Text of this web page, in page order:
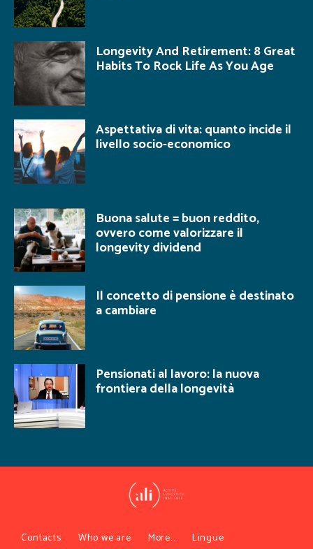
Longevity And Retirement: 8 Great
Habits To Rock Life As You Age
Aspettativa di vita: quanto incide il
livello socio-economico
Buona salute = buon reddito,
ovvero come valorizzare il
longevity dividend
Il concetto di pensione è destinato
a cambiare
Pensionati al lavoro: la nuova
frontiera della longevità
Contacts Who we are More… Lingue